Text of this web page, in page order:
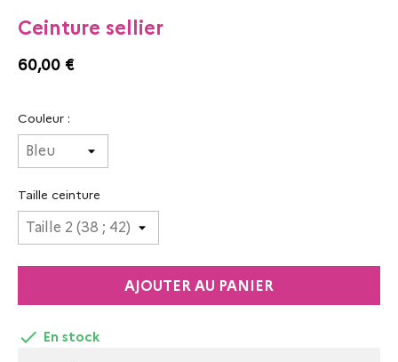
Ceinture sellier
60,00 €
Couleur :
Taille ceinture
AJOUTER AU PANIER
 En stock